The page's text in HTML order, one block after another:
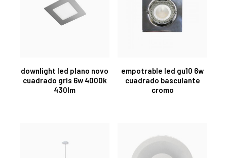
downlight led plano novo
cuadrado gris 6w 4000k
430lm
empotrable led gu10 6w
cuadrado basculante
cromo